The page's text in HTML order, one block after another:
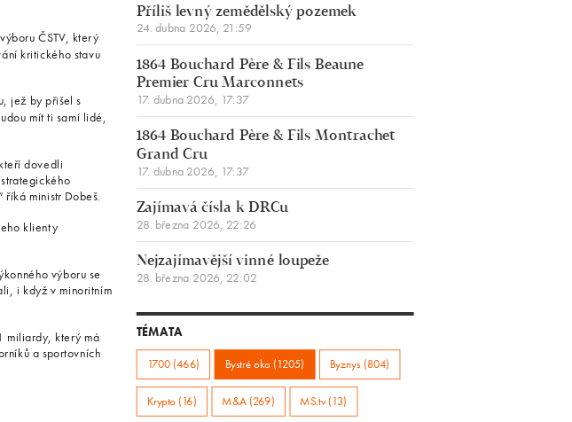
ČSTV, který
kritického stavu
jež by přišel s
mít ti samí lidé,
dovedli
říká ministr Dobeš.
klienty
výboru se
i když v minoritním
miliardy, který má
a sportovních
Příliš levný zemědělský pozemek
24. dubna 2026, 21:59
1864 Bouchard Père & Fils Beaune
Premier Cru Marconnets
17. dubna 2026, 17:37
1864 Bouchard Père & Fils Montrachet
Grand Cru
17. dubna 2026, 17:37
Zajímavá čísla k DRCu
28. března 2026, 22:26
Nejzajímavější vinné loupeže
28. března 2026, 22:02
TÉMATA
1700 (466) Bystré oko (1205) Byznys (804)
Krypto (16) M&A (269) MS.tv (13)